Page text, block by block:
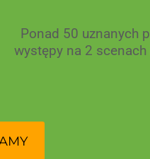
Ponad 50 uznanych
występy na 2